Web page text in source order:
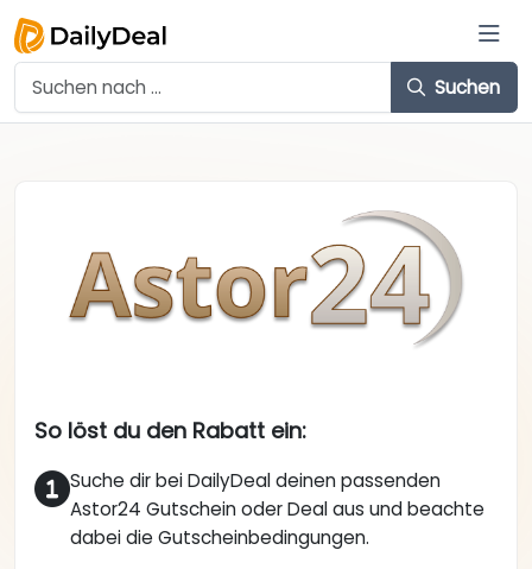
Suchen
So löst du den Rabatt ein:
Suche dir bei DailyDeal deinen passenden
Astor24 Gutschein oder Deal aus und beachte
dabei die Gutscheinbedingungen.